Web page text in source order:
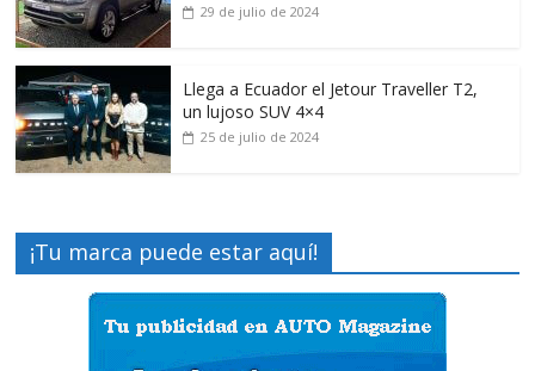
29 de julio de 2024
Llega a Ecuador el Jetour Traveller T2,
un lujoso SUV 4×4
25 de julio de 2024
¡Tu marca puede estar aquí!